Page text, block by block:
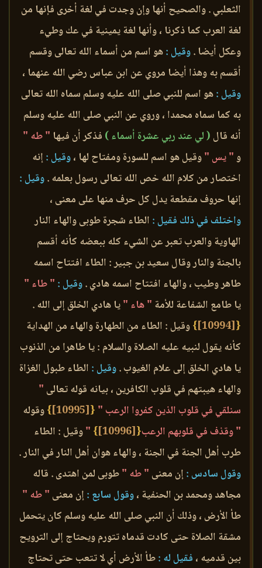
الثعلبي . والصحيح أنها وإن وجدت في لغة أخرى فإنها من
لغة العرب كما ذكرنا ، وأنها لغة يمينية في عك وطيء
وعكل أيضا .وقيل :هو اسم من أسماء الله تعالى وقسم
أقسم به وهذا أيضا مروي عن ابن عباس رضي الله عنهما ،
وقيل :هو اسم للنبي صلى الله عليه وسلم سماه الله تعالى
به كما سماه محمدا ، وروي عن النبي صلى الله عليه وسلم
أنه قال ( لي عند ربي عشرة أسماء ) فذكر أن فيها " طه "
و" يس "وقيل هو اسم للسورة ومفتاح لها ،وقيل :إنه
اختصار من كلام الله خص الله تعالى رسول بعلمه .وقيل :
إنها حروف مقطعة يدل كل حرف منها على معنى ،
واختلف في ذلك فقيل : الطاء شجرة طوبى والهاء النار
الهاوية والعرب تعبر عن الشيء كله ببعضه كأنه أقسم
بالجنة والنار وقال سعيد بن جبير : الطاء افتتاح اسمه
طاهر وطيب ، والهاء افتتاح اسمه هادي .وقيل : " طاء "
يا طامع الشفاعة للأمة " هاء "يا هادي الخلق إلى الله .
{
[10994]
}وقيل : الطاء من الطهارة والهاء من الهداية
كأنه يقول لنبيه عليه الصلاة والسلام : يا طاهرا من الذنوب
يا هادي الخلق إلى علام الغيوب .وقيل : الطاء طبول الغزاة
والهاء هيبتهم في قلوب الكافرين ، بيانه قوله تعالى "
سنلقي في قلوب الذين كفروا الرعب " {
[10995]
}وقوله
" وقذف في قلوبهم الرعب{
[10996]
}
"وقيل : الطاء
طرب أهل الجنة في الجنة ، والهاء هوان أهل النار في النار .
وقول سادس :إن معنى " طه "طوبى لمن اهتدى . قاله
مجاهد ومحمد بن الحنفية ،وقول سابع :إن معنى " طه "
طأ الأرض ، وذلك أن النبي صلى الله عليه وسلم كان يتحمل
مشقة الصلاة حتى كادت قدماه تتورم ويحتاج إلى الترويح
بين قدميه ، فقيل له :طأ الأرض أي لا تتعب حتى تحتاج